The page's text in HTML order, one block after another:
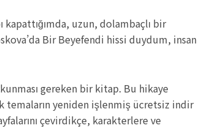
uzun, dolambaçlı bir
Bir Beyefendi hissi duydum, insan
gereken bir kitap. Bu hikaye
temaların yeniden işlenmiş ücretsiz indir
çevirdikçe, karakterlere ve